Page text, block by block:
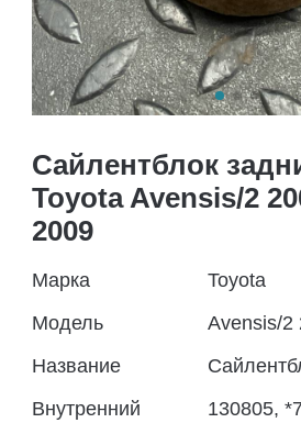
Сайлентблок
Toyota Avensis/2
2009
Марка
Toyota
Модель
Avensis/2
Название
Внутренний
130805,